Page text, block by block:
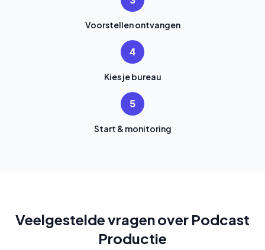
Voorstellen ontvangen
4
Kies je bureau
5
Start & monitoring
Veelgestelde vragen over Podcast
Productie